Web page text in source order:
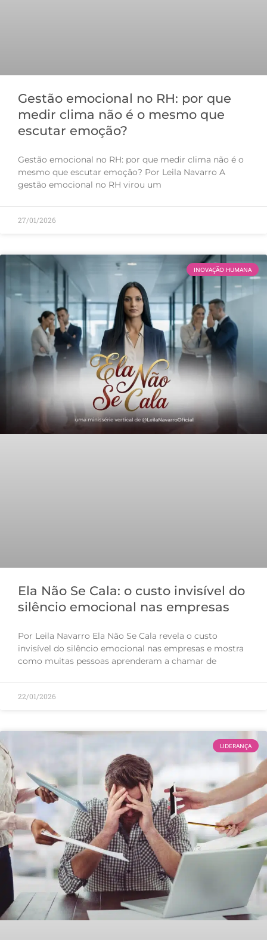
Gestão emocional no RH: por que
medir clima não é o mesmo que
escutar emoção?
Gestão emocional no RH: por que medir clima não é o
mesmo que escutar emoção? Por Leila Navarro A
gestão emocional no RH virou um
27/01/2026
INOVAÇÃO HUMANA
Ela Não Se Cala: o custo invisível do
silêncio emocional nas empresas
Por Leila Navarro Ela Não Se Cala revela o custo
invisível do silêncio emocional nas empresas e mostra
como muitas pessoas aprenderam a chamar de
22/01/2026
LIDERANÇA